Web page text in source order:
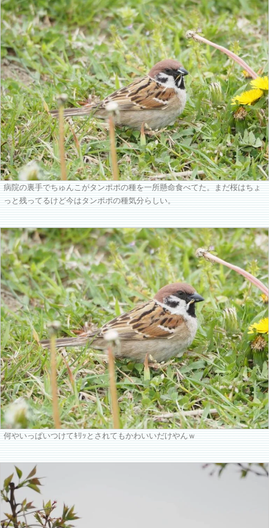
病院の裏手でちゅんこがタンポポの種を一所懸命食べてた。まだ桜はちょ
っと残ってるけど今はタンポポの種気分らしい。
何やいっぱいつけてｷﾘｯとされてもかわいいだけやんｗ